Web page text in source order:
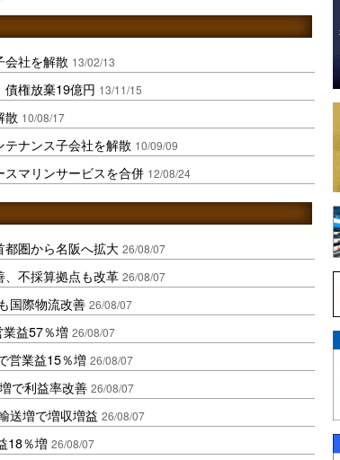
会社を解散 13/02/13
債権放棄19億円 13/11/15
散 10/08/17
ナンス子会社を解散 10/09/09
マリンサービスを合併 12/08/24
都圏から名阪へ拡大 26/08/07
不採算拠点も改革 26/08/07
国際物流改善 26/08/07
益57％増 26/08/07
営業益15％増 26/08/07
で利益率改善 26/08/07
送増で増収増益 26/08/07
18％増 26/08/07